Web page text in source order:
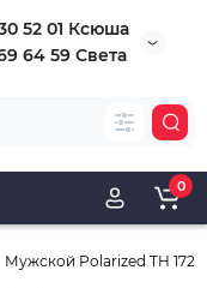
52 01 Ксюша
64 59 Света
0
Мужской Polarized TH